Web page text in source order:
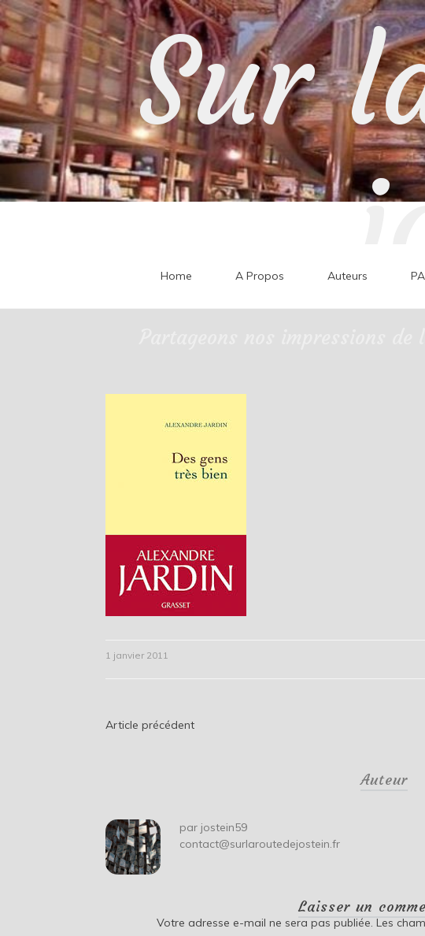
Skip
to
content
Sur
Home A Propos Auteurs
1 janvier 2011
Navigation
Article précédent
Auteur
par jostein59
contact@surlaroutedejostein.fr
Laisser un
Votre adresse e-mail ne sera pas publiée. Les